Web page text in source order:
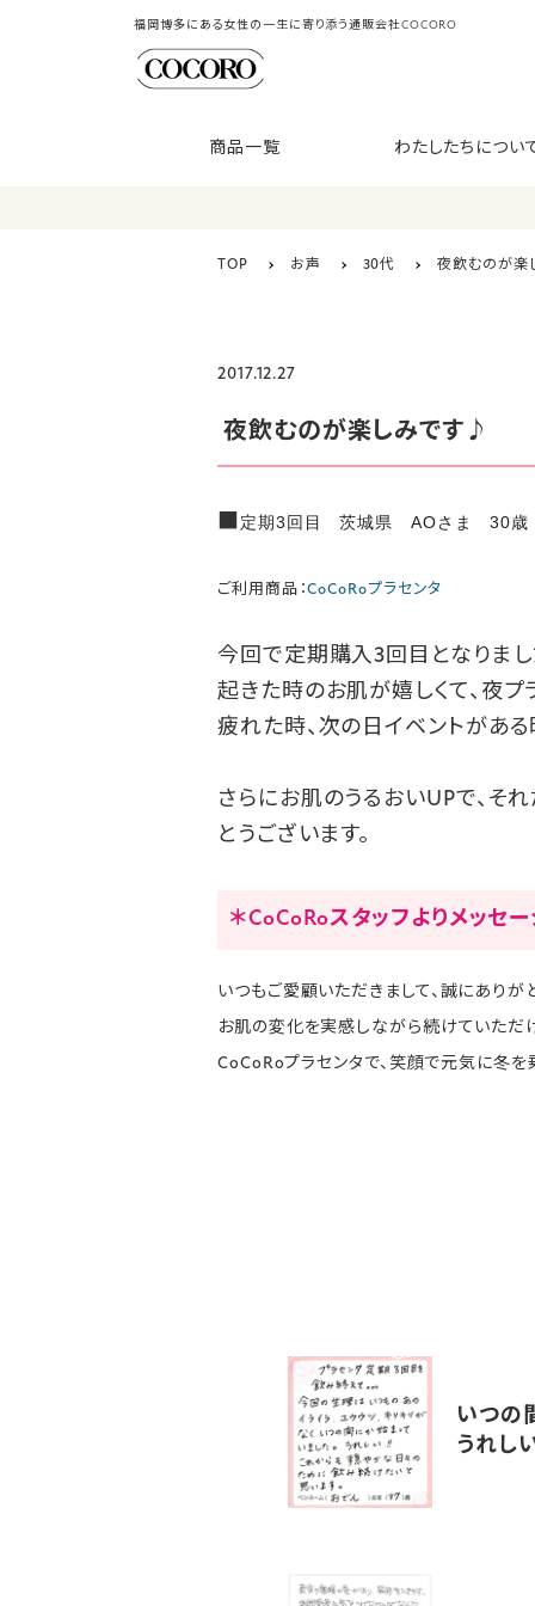
福岡博多にある女性の一生に寄り添う通販会社COCORO
商品一覧 わたしたちについ
TOP お声 30代 夜飲むのが楽
2017.12.27
夜飲むのが楽しみです♪
■定期3回目 茨城県 AOさま 30歳
ご利用商品：CoCoRoプラセンタ
今回で定期購入3回目となりまし
起きた時のお肌が嬉しくて、夜
疲れた時、次の日イベントがあ
さらにお肌のうるおいUPで、そ
とうございます。
＊CoCoRoスタッフよりメッセ
いつもご愛顧いただきまして、誠にありが
お肌の変化を実感しながら続けていただ
CoCoRoプラセンタで、笑顔で元気に冬
いつの
うれしい